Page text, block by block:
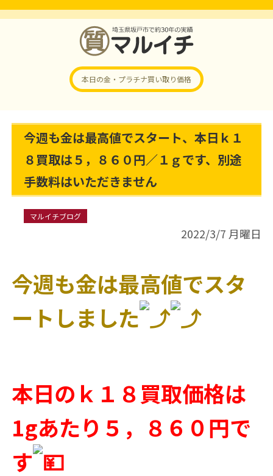
本日の金・プラチナ買い取り価格
今週も金は最高値でスタート、本日ｋ１
８買取は５，８６０円／１ｇです、別途
手数料はいただきません
マルイチブログ
2022/3/7 月曜日
今週も金は最高値でスタ
ートしました
本日のｋ１８買取価格は
1gあたり５，８６０円で
す